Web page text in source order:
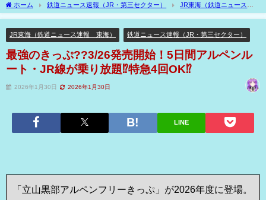
ホーム 鉄道ニュース速報（JR・第三セクター）
JR東海（鉄道ニュース速
報 東海）
最強のきっぷ??3/26発売開始！5日間アルペンルート・JR線が乗り放
JR東海（鉄道ニュース速報 東海）
鉄道ニュース速報（JR・第三セクター）
最強のきっぷ??3/26発売開始！5日間アルペンル
ート・JR線が乗り放題⁉特急4回OK⁉
2026年1月30日 2026年1月30日
LINE
「立山黒部アルペンフリーきっぷ」が2026年度に登場。